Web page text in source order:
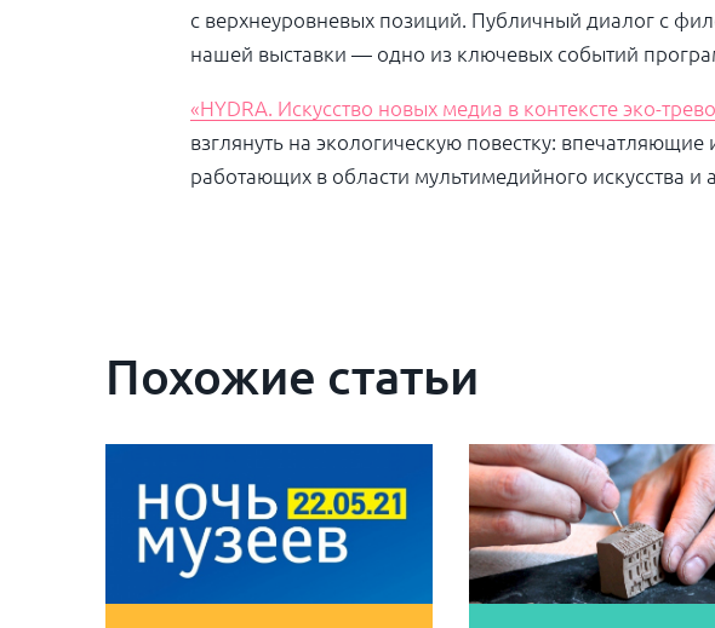
с верхнеуровневых позиций. Публичный диалог с
нашей выставки — одно из ключевых событий
«HYDRA. Искусство новых медиа в контексте эко-
взглянуть на экологическую повестку:
работающих в области мультимедийного искусства и
Похожие статьи